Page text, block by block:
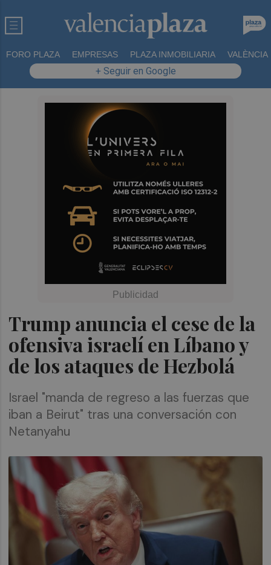
FORO PLAZA EMPRESAS PLAZA INMOBILIARIA VALÈNCIA
+ Seguir en Google
Trump anuncia el cese de la
ofensiva israelí en Líbano y
de los ataques de Hezbolá
Israel "manda de regreso a las fuerzas que
iban a Beirut" tras una conversación con
Netanyahu